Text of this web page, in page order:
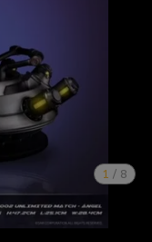
1 / 8